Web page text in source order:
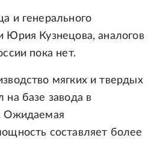
и генерального
Юрия Кузнецова, аналогов
пока нет.
мягких и твердых
на базе завода в
Ожидаемая
составляет более